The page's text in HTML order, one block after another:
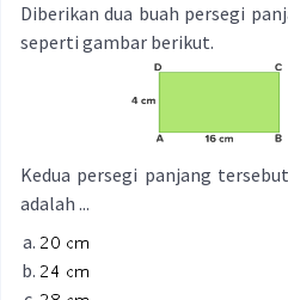
Diberikan dua buah persegi
seperti gambar berikut.
Kedua persegi panjang
adalah ...